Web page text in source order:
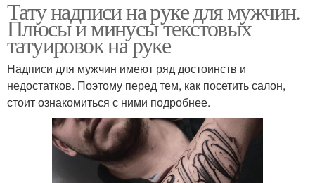
Тату надписи на руке для мужчин.
Плюсы и минусы текстовых
татуировок на руке
Надписи для мужчин имеют ряд достоинств и
недостатков. Поэтому перед тем, как посетить салон,
стоит ознакомиться с ними подробнее.